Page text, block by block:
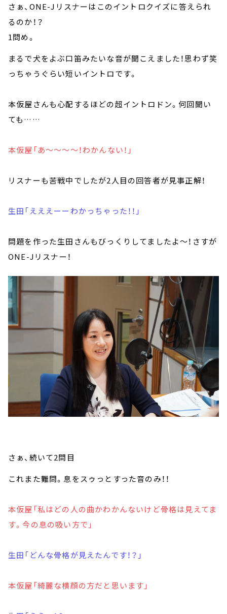
さぁ、ONE-Jリスナーはこのイントロクイズに答えられ
るのか！？
1問め。
まるで犬をよぶ口笛みたいな音が聞こえました！思わず笑
っちゃうぐらい短いイントロです。
本仮屋さんも心配するほどの超イントロドン。何回聞い
ても……
本仮屋「あ～～～～！わかんない！」
リスナーも苦戦中でしたが2人目の回答者が見事正解！
生田「えええーーわかっちゃった！！」
問題を作った生田さんもびっくりしてましたよ～！さすが
ONE-Jリスナー！
さぁ、続いて2問目
これまた難問。息をスゥっとすった音のみ！！
本仮屋「私はどの人の曲かわかんないけど骨格は見えてま
す。今の息の吸い方で」
生田「どんな骨格が見えたんです！？」
本仮屋「綺麗な横顔の方だと思います」